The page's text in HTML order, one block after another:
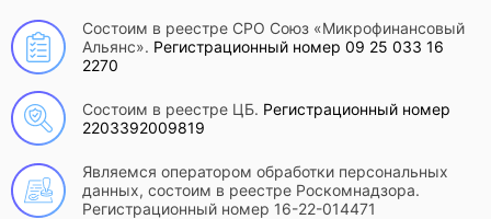
Состоим в реестре СРО Союз «Микрофинансовый
Альянс». Регистрационный номер 09 25 033 16
2270
Состоим в реестре ЦБ. Регистрационный номер
2203392009819
Являемся оператором обработки персональных
данных, состоим в реестре Роскомнадзора.
Регистрационный номер 16-22-014471